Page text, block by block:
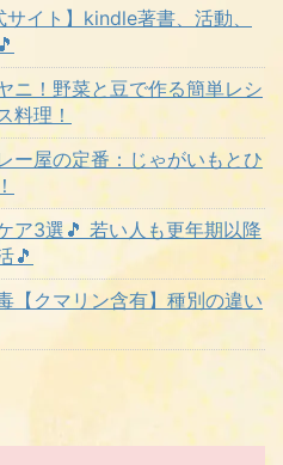
イト】kindle著書、活動、
ニ！野菜と豆で作る簡単レシ
料理！
ー屋の定番：じゃがいもとひ
ア3選🎵 若い人も更年期以降
🎵
【クマリン含有】種別の違い